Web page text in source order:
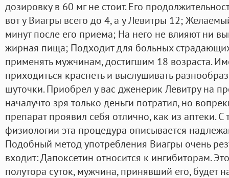
дозировку в 60 мг не стоит. Его
вот у Виагры всего до 4, а у Левитры 12;
минут после его приема; На него не влияют ни
жирная пища; Подходит для больных
применять мужчинам, достигшим 18 возраста.
приходиться краснеть и выслушивать
шуточки. Приобрел у вас дженерик Левитру на
началучто зря только деньги потратил, но
препарат проявил себя отлично, как из аптеки.
физиологии эта процедура описывается
Подобный метод употребления Виагры очень
входит: Дапоксетин относится к ингибиторам.
полутора суток, мужчина, принявший его, будет